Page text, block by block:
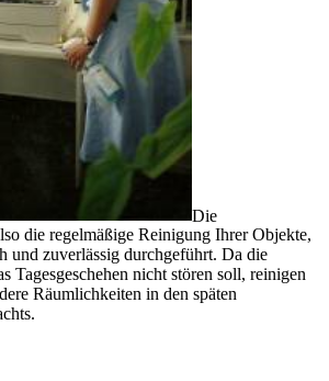
Die
die regelmäßige Reinigung Ihrer Objekte,
und zuverlässig durchgeführt. Da die
Tagesgeschehen nicht stören soll, reinigen
Räumlichkeiten in den späten